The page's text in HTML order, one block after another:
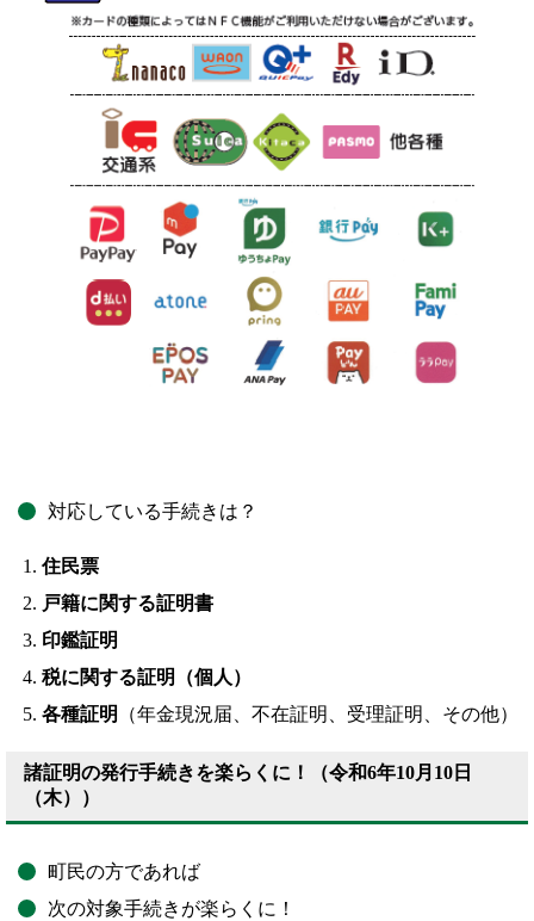
対応している手続きは？
住民票
戸籍に関する証明書
印鑑証明
税に関する証明（個人）
各種証明
（年金現況届、不在証明、受理証明、その他）
諸証明の発行手続きを楽らくに！（令和6年10月10日
（木））
町民の方であれば
次の対象手続きが楽らくに！